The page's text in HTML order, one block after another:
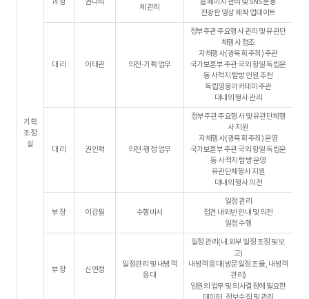
기획
조정
실
과 장 권나리
체 관리
홈페이지 관리 및 SNS 운용
전광판 영상 제작 업데이트
대 리 이태관 의전·기획 업무
정부주관 주요행사 관리 및 유관단
체행사 협조
자체행사(광복회 주최) 주관
국가보훈부 주관 국외 항일 독립운
동 사적지 탐방 인원 추천
독립영웅아카데미 주관
대내외 행사 관리
대 리 권인혁 의전·행정 업무
정부주관 주요행사 및 유관단체행
사 지원
자체행사(광복회 주최) 운영
국가보훈부 주관 국외 항일 독립운
동 사적지 탐방 운영
유관단체행사 지원
대내외 행사 의전
부 장 이강필 수행비서
일정 관리
접견 내외빈 안내 및 의전
일정 수행
부 장 신연정
일정관리 및 내방객
응대
일정 관리(내.외부 일정 조정 및 보
고)
내방객 응대(방문일정 조율, 내방객
관리)
임원의 업무 및 의사결정에 필요한